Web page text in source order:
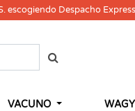
escogiendo Despacho Express
VACUNO